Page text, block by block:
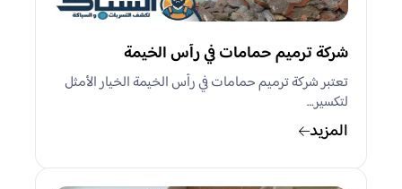
شركة ترميم حمامات في رأس الخيمة
تعتبر شركة ترميم حمامات في رأس الخيمة الخيار الأمثل
لتكسير…
المزيد